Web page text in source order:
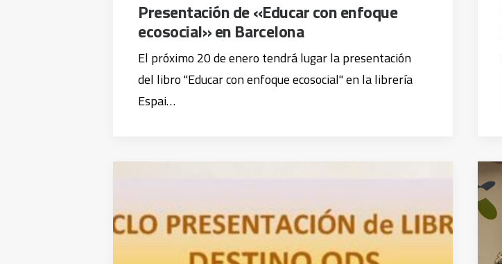
Presentación de «Educar con enfoque
ecosocial» en Barcelona
El próximo 20 de enero tendrá lugar la presentación
del libro "Educar con enfoque ecosocial" en la librería
Espai…